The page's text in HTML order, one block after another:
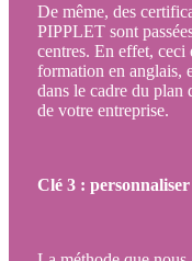
De même, des
PIPPLET sont
centres. En effet, ceci
formation en anglais,
dans le cadre du plan
de votre entreprise.
Clé 3 :